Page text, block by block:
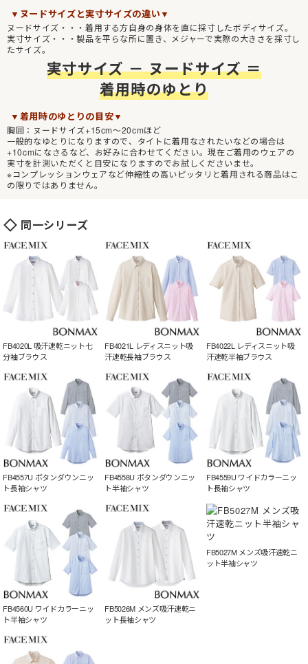
▼ヌードサイズと実寸サイズの違い▼
ヌードサイズ・・・着用する方自身の身体を直に採寸したボディサイズ。
実寸サイズ・・・製品を平らな所に置き、メジャーで実際の大きさを採寸し
たサイズ。
実寸サイズ － ヌードサイズ ＝
着用時のゆとり
▼着用時のゆとりの目安▼
胸囲：ヌードサイズ+15cm～20cmほど
一般的なゆとりになりますので、タイトに着用なされたいなどの場合は
+10cmになさるなど、お好みに合わせてください。現在ご着用のウェアの
実寸を計測いただくと目安になりますのでお試しくださいませ。
※コンプレッションウェアなど伸縮性の高いピッタリと着用される商品はこ
の限りではありません。
同一シリーズ
FB4020L 吸汗速乾ニット七
分袖ブラウス
FB4021L レディスニット吸
汗速乾長袖ブラウス
FB4022L レディスニット吸
汗速乾半袖ブラウス
FB4557U ボタンダウンニッ
ト長袖シャツ
FB4558U ボタンダウンニッ
ト半袖シャツ
FB4559U ワイドカラーニッ
ト長袖シャツ
FB4560U ワイドカラーニッ
ト半袖シャツ
FB5026M メンズ吸汗速乾ニ
ット長袖シャツ
FB5027M メンズ吸汗速乾ニ
ット半袖シャツ